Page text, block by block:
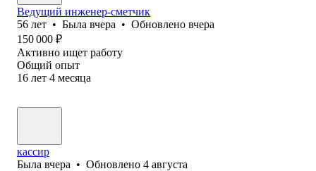
Ведущий инженер-сметчик
56 лет • Была вчера • Обновлено вчера
150 000 ₽
Активно ищет работу
Общий опыт
16 лет 4 месяца
кассир
Была вчера • Обновлено 4 августа